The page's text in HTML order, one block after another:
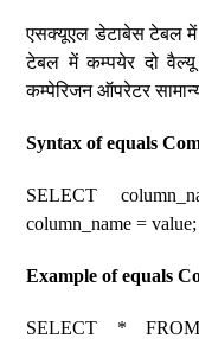
एसक्यूएल डेटाबेस टेबल
टेबल में कम्पयेर दो
कम्पेरिजन ऑपरेटर
Syntax of equals
SELECT
column_name = value;
Example of equals
SELECT *